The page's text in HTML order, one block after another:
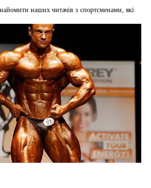
наших читачів з спортсменами, які